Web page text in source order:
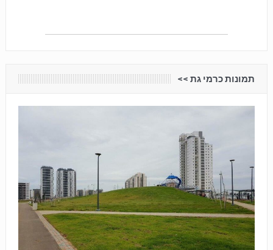
תמונות כרמי גת <<